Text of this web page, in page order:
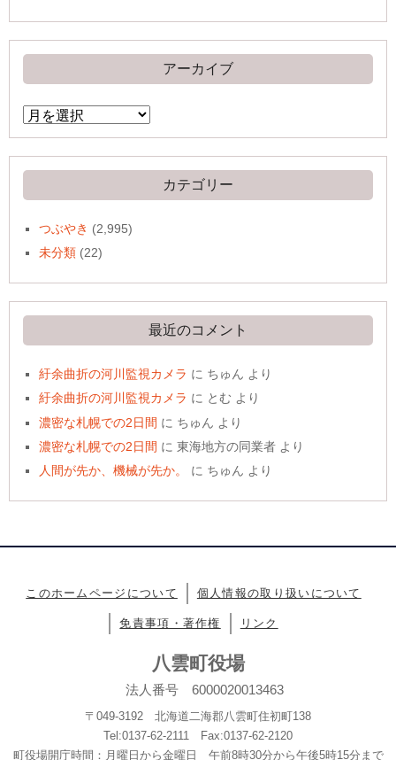
アーカイブ
ア
ー
イ
ブ
カテゴリー
つぶやき (2,995)
未分類 (22)
最近のコメント
紆余曲折の河川監視カメラ に ちゅん より
紆余曲折の河川監視カメラ に とむ より
濃密な札幌での2日間 に ちゅん より
濃密な札幌での2日間 に東海地方の同業者 より
人間が先か、機械が先か。
に ちゅん より
このホームページについて 個人情報の取り扱いについて
免責事項・著作権 リンク
八雲町役場
法人番号 6000020013463
〒049-3192 北海道二海郡八雲町住初町138
Tel:0137-62-2111 Fax:0137-62-2120
町役場開庁時間：月曜日から金曜日 午前8時30分から午後5時15分まで